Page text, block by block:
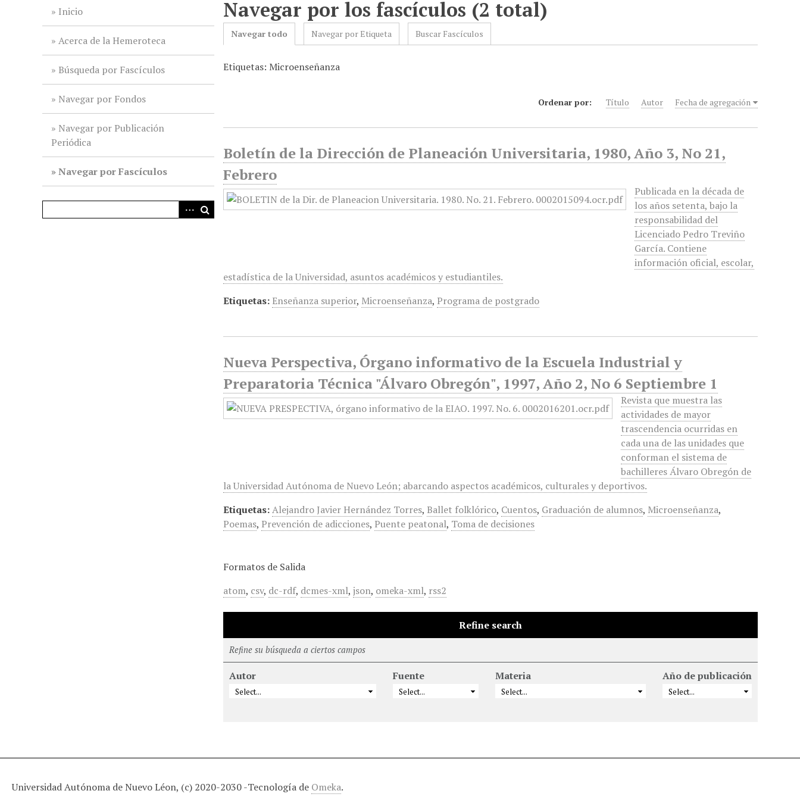
Inicio
Acerca de la Hemeroteca
Búsqueda por Fascículos
Navegar por Fondos
Navegar por Publicación
Periódica
Navegar por Fascículos
Navegar por los fascículos (2 total)
Navegar todo Navegar por Etiqueta Buscar Fascículos
Etiquetas: Microenseñanza
Ordenar por: Título Autor Fecha de agregación
Boletín de la Dirección de Planeación Universitaria, 1980, Año 3, No 21,
Febrero
Publicada en la década de
los años setenta, bajo la
responsabilidad del
Licenciado Pedro Treviño
García. Contiene
información oficial, escolar,
estadística de la Universidad, asuntos académicos y estudiantiles.
Etiquetas: Enseñanza superior, Microenseñanza, Programa de postgrado
Nueva Perspectiva, Órgano informativo de la Escuela Industrial y
Preparatoria Técnica "Álvaro Obregón", 1997, Año 2, No 6 Septiembre 1
Revista que muestra las
actividades de mayor
trascendencia ocurridas en
cada una de las unidades que
conforman el sistema de
bachilleres Álvaro Obregón de
la Universidad Autónoma de Nuevo León; abarcando aspectos académicos, culturales y deportivos.
Etiquetas:Alejandro Javier Hernández Torres, Ballet folklórico, Cuentos, Graduación de alumnos, Microenseñanza,
Poemas, Prevención de adicciones, Puente peatonal, Toma de decisiones
Formatos de Salida
atom, csv, dc-rdf, dcmes-xml,json, omeka-xml, rss2
Refine search
Refine su búsqueda a ciertos campos
Autor Fuente Materia Año de publicación
Universidad Autónoma de Nuevo Léon, (c) 2020-2030 -Tecnología de Omeka.